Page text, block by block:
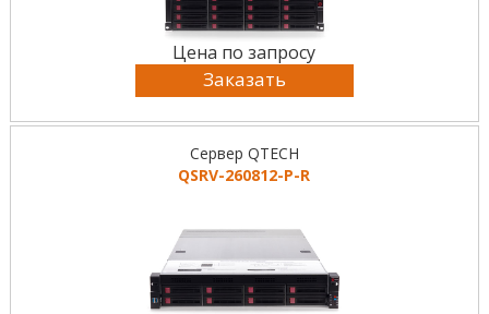
Цена по запросу
Заказать
Сервер QTECH
QSRV-260812-P-R